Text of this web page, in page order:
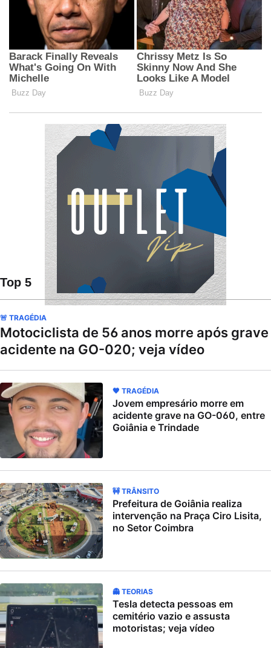
Top 5
🚨 TRAGÉDIA
Motociclista de 56 anos morre após grave
acidente na GO-020; veja vídeo
🖤 TRAGÉDIA
Jovem empresário morre em
acidente grave na GO-060, entre
Goiânia e Trindade
🚧 TRÂNSITO
Prefeitura de Goiânia realiza
intervenção na Praça Ciro Lisita,
no Setor Coimbra
👻 TEORIAS
Tesla detecta pessoas em
cemitério vazio e assusta
motoristas; veja vídeo